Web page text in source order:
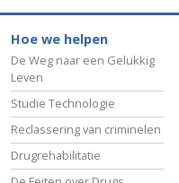
Hoe we helpen
De Weg naar een Gelukkig
Leven
Studie Technologie
Reclassering van criminelen
Drugrehabilitatie